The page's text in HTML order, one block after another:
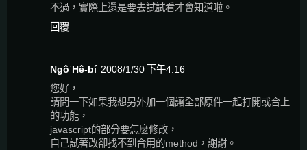
不過，實際上還是要去試試看才會知道啦。
回覆
Ngô͘ Hê-bí 2008/1/30 下午4:16
您好，
請問一下如果我想另外加一個讓全部原件一起打開或合上
的功能，
javascript的部分要怎麼修改，
自己試著改卻找不到合用的method，謝謝。